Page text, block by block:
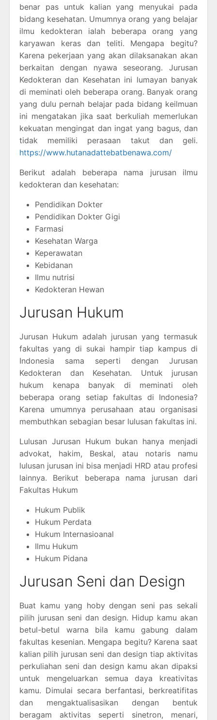
benar pas untuk kalian yang menyukai pada
bidang kesehatan. Umumnya orang yang belajar
ilmu kedokteran ialah beberapa orang yang
karyawan keras dan teliti. Mengapa begitu?
Karena pekerjaan yang akan dilaksanakan akan
berkaitan dengan nyawa seseorang. Jurusan
Kedokteran dan Kesehatan ini lumayan banyak
di meminati oleh beberapa orang. Banyak orang
yang dulu pernah belajar pada bidang keilmuan
ini mengatakan jika saat berkuliah memerlukan
kekuatan mengingat dan ingat yang bagus, dan
tidak memiliki perasaan takut dan geli.
https://www.hutanadattebatbenawa.com/
Berikut adalah beberapa nama jurusan ilmu
kedokteran dan kesehatan:
Pendidikan Dokter
Pendidikan Dokter Gigi
Farmasi
Kesehatan Warga
Keperawatan
Kebidanan
Ilmu nutrisi
Kedokteran Hewan
Jurusan Hukum
Jurusan Hukum adalah jurusan yang termasuk
fakultas yang di sukai hampir tiap kampus di
Indonesia sama seperti dengan Jurusan
Kedokteran dan Kesehatan. Untuk jurusan
hukum kenapa banyak di meminati oleh
beberapa orang setiap fakultas di Indonesia?
Karena umumnya perusahaan atau organisasi
membuthkan sebagian besar lulusan fakultas ini.
Lulusan Jurusan Hukum bukan hanya menjadi
advokat, hakim, Beskal, atau notaris namu
lulusan jurusan ini bisa menjadi HRD atau profesi
lainnya. Berikut beberapa nama jurusan dari
Fakultas Hukum
Hukum Publik
Hukum Perdata
Hukum Internasioanal
Ilmu Hukum
Hukum Pidana
Jurusan Seni dan Design
Buat kamu yang hoby dengan seni pas sekali
pilih jurusan seni dan design. Hidup kamu akan
betul-betul warna bila kamu gabung dalam
fakultas kesenian. Mengapa begitu? Karena saat
kalian pilih jurusan seni dan design tiap aktivitas
perkuliahan seni dan design kamu akan dipaksi
untuk mengeluarkan semua daya kreativitas
kamu. Dimulai secara berfantasi, berkreatifitas
dan mengaktualisasikan dengan bentuk
beragam aktivitas seperti sinetron, menari,